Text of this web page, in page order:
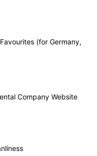
(for Germany,
Company Website